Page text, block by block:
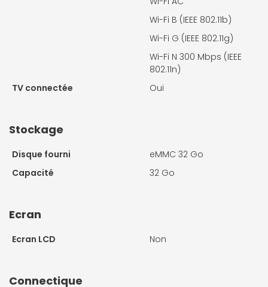
Wi-Fi B (IEEE 802.11b)
Wi-Fi G (IEEE 802.11g)
Wi-Fi N 300 Mbps (IEEE
802.11n)
TV connectée
Oui
Stockage
Disque fourni
eMMC 32 Go
Capacité
32 Go
Ecran
Ecran LCD Non
Connectique